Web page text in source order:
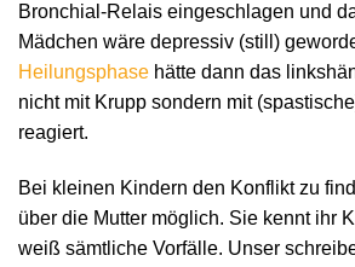
Bronchial-Relais eingeschlagen und
Mädchen wäre depressiv (still)
Heilungsphase hätte dann das
nicht mit Krupp sondern mit
reagiert.
Bei kleinen Kindern den Konflikt zu
über die Mutter möglich. Sie kennt ihr
weiß sämtliche Vorfälle. Unser